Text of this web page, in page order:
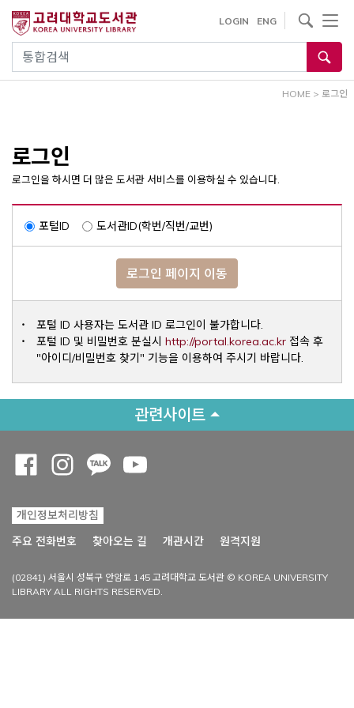
건
통합검색
LOGIN ENG
사이트내 검색
HOME > 로그인
로그인
로그인을 하시면 더 많은 도서관 서비스를 이용하실 수 있습니다.
포털ID 도서관ID(학번/직번/교번)
로그인 페이지 이동
포털 ID 사용자는 도서관 ID 로그인이 불가합니다.
포털 ID 및 비밀번호 분실시 http://portal.korea.ac.krOpens a
접속 후
"아이디/비밀번호 찾기" 기능을 이용하여 주시기 바랍니다.
관련사이트
개인정보처리방침
주요 전화번호
찾아오는 길 개관시간 원격지원
(02841) 서울시 성북구 안암로 145 고려대학교 도서관 © KOREA UNIVERSITY
LIBRARY ALL RIGHTS RESERVED.
Opens a new window
Opens a new window
Opens a new window